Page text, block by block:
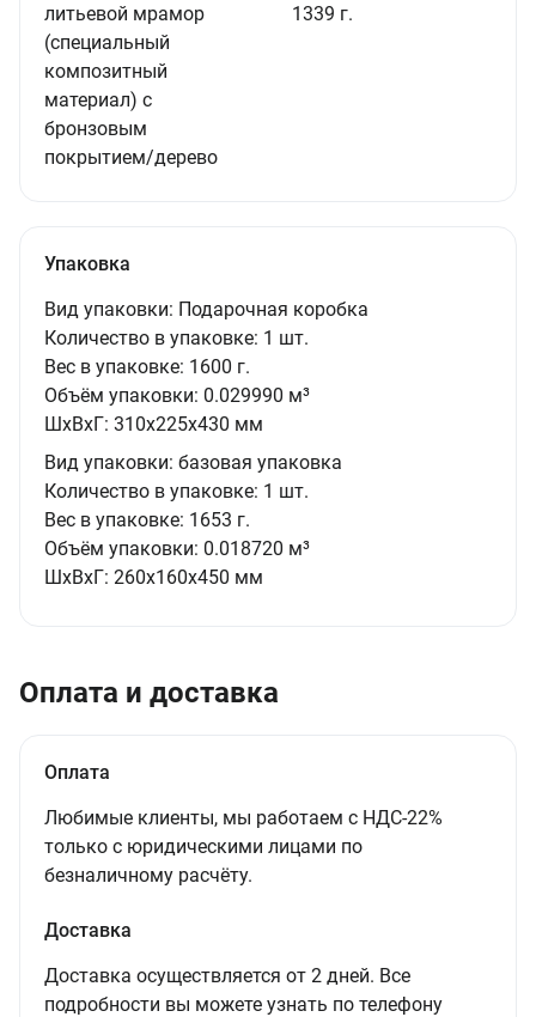
литьевой мрамор
(специальный
композитный
материал) с
бронзовым
покрытием/дерево
1339 г.
Упаковка
Вид упаковки: Подарочная коробка
Количество в упаковке: 1 шт.
Вес в упаковке: 1600 г.
Объём упаковки: 0.029990 м³
ШxВxГ: 310x225x430 мм
Вид упаковки: базовая упаковка
Количество в упаковке: 1 шт.
Вес в упаковке: 1653 г.
Объём упаковки: 0.018720 м³
ШxВxГ: 260x160x450 мм
Оплата и доставка
Оплата
Любимые клиенты, мы работаем с НДС-22%
только с юридическими лицами по
безналичному расчёту.
Доставка
Доставка осуществляется от 2 дней. Все
подробности вы можете узнать по телефону